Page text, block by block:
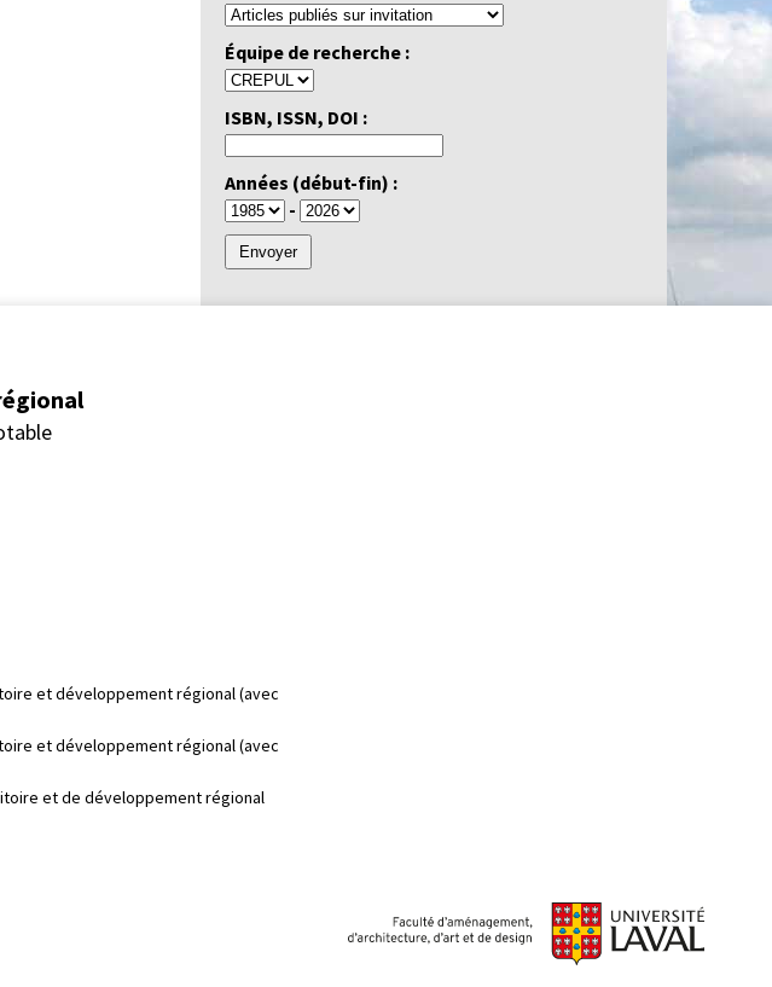
Équipe de recherche :
ISBN, ISSN, DOI :
Années (début-fin) :
-
et développement régional (avec
et développement régional (avec
et de développement régional